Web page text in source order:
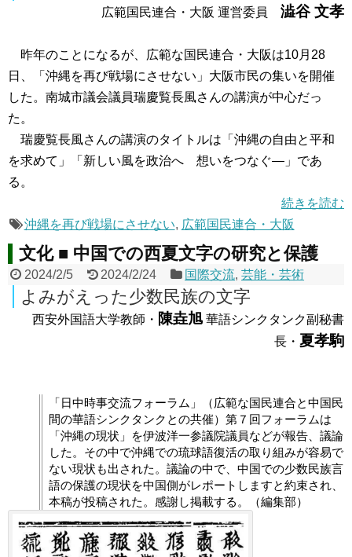
広範国民連合・大阪 運営委員 澁谷 文孝
昨年のことになるが、広範な国民連合・大阪は10月28
日、「沖縄を再び戦場にさせない」大阪市民の集いを開催
した。南城市議会議員瑞慶覧長風さんの講演が中心だっ
た。
瑞慶覧長風さんの講演のタイトルは「沖縄の自由と平和
を求めて」「新しい風を政治へ 想いをつなぐ―」であ
る。
続きを読む
沖縄を再び戦場にさせない, 広範国民連合・大阪
文化 ■ 中国での西夏文字の研究と保護
2024/2/5 2024/2/24 国際交流,芸能・芸術
よみがえった少数民族の文字
西安外国語大学教師・ 陳垚旭華語シンクタンク副秘書
長・ 夏孝駒
「日中時事交流フォーラム」（広範な国民連合と中国民
間の華語シンクタンクとの共催）第７回フォーラムは
「沖縄の現状」を伊波洋一参議院議員などが報告、議論
した。その中で沖縄での琉球語復活の取り組みが容易で
ない現状も出された。議論の中で、中国での少数民族言
語の保護の現状を中国側がレポートしますと約束され、
本稿が投稿された。感謝し掲載する。（編集部）